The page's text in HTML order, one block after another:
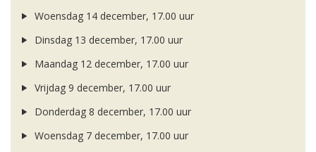
Woensdag 14 december, 17.00 uur
Dinsdag 13 december, 17.00 uur
Maandag 12 december, 17.00 uur
Vrijdag 9 december, 17.00 uur
Donderdag 8 december, 17.00 uur
Woensdag 7 december, 17.00 uur